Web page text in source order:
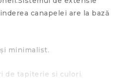
canapelei are la bază
minimalist.
de tapiterie si culori.